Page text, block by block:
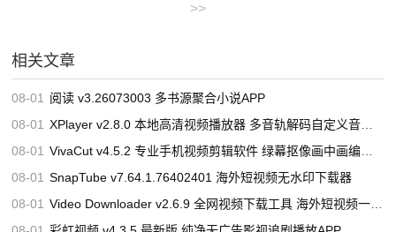
>>
相关文章
08-01
阅读 v3.26073003 多书源聚合小说APP
08-01 XPlayer v2.8.0 本地高清视频播放器 多音轨解码自定义音效调节软件
08-01 VivaCut v4.5.2 专业手机视频剪辑软件 绿幕抠像画中画编辑工具
08-01 SnapTube v7.64.1.76402401 海外短视频无水印下载器
08-01 Video Downloader v2.6.9 全网视频下载工具 海外短视频一键抓取